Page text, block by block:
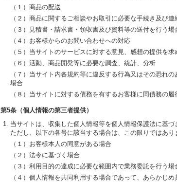
（１）商品の配送
（２）商品に関するご相談やお取引に必要な手続き及び連
（３）見積書・請求書・領収書及び資料等の送付を行う場
（４）お客様からのお問い合わせへの対応
（５）当サイトのサービスに対する意見、感想の提供を求
（６）活動、商品開発等に必要な調査、統計、分析
（７）当サイト内各規約等に違反する行為又はその恐れ
場合
（８）当サイトに対する債務を有するお客様に同債務の
第5条（個人情報の第三者提供）
当サイトは、収集した個人情報等を個人情報保護法に基
ただし、以下の各号に該当する場合は、この限りではあり
（１）お客様本人の同意がある場合
（２）法令に基づく場合
（３）利用目的の達成に必要な範囲内で業務委託を行う場
（４）個人情報を共同利用する場合であって、あらかじ